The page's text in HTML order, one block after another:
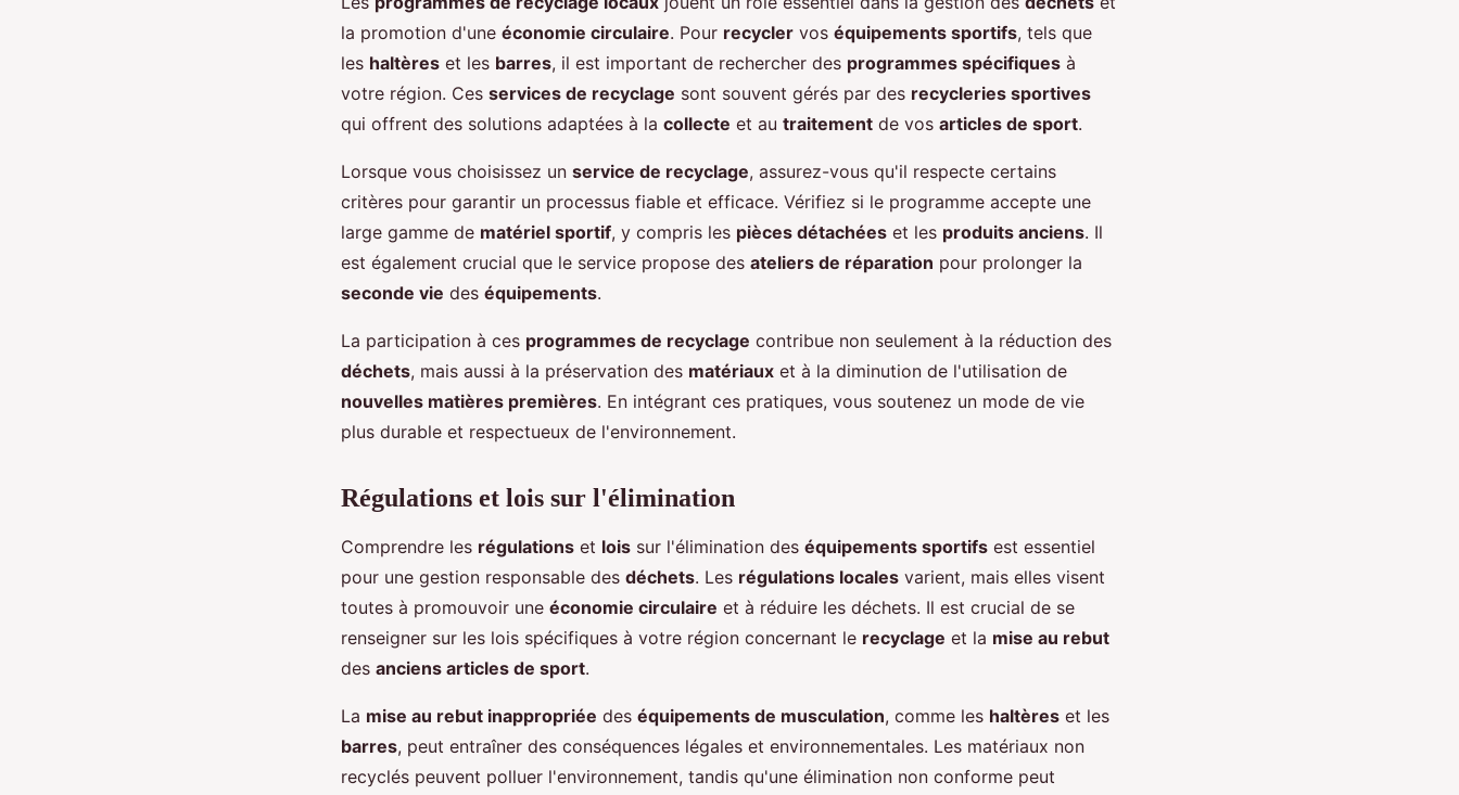
la promotion d'une économie circulaire. Pour recycler vos équipements sportifs, tels que
les haltères et les barres, il est important de rechercher des programmes spécifiques à
votre région. Ces services de recyclage sont souvent gérés par des recycleries sportives
qui offrent des solutions adaptées à la collecte et au traitement de vos articles de sport.
Lorsque vous choisissez un service de recyclage, assurez-vous qu'il respecte certains
critères pour garantir un processus fiable et efficace. Vérifiez si le programme accepte une
large gamme de matériel sportif, y compris les pièces détachées et les produits anciens. Il
est également crucial que le service propose des ateliers de réparation pour prolonger la
seconde vie des équipements.
La participation à ces programmes de recyclage contribue non seulement à la réduction des
déchets, mais aussi à la préservation des matériaux et à la diminution de l'utilisation de
nouvelles matières premières. En intégrant ces pratiques, vous soutenez un mode de vie
plus durable et respectueux de l'environnement.
Régulations et lois sur l'élimination
Comprendre les régulations et lois sur l'élimination des équipements sportifs est essentiel
pour une gestion responsable des déchets. Les régulations locales varient, mais elles visent
toutes à promouvoir une économie circulaire et à réduire les déchets. Il est crucial de se
renseigner sur les lois spécifiques à votre région concernant le recyclage et la mise au rebut
des anciens articles de sport.
La mise au rebut inappropriée des équipements de musculation, comme les haltères et les
barres, peut entraîner des conséquences légales et environnementales. Les matériaux non
recyclés peuvent polluer l'environnement, tandis qu'une élimination non conforme peut